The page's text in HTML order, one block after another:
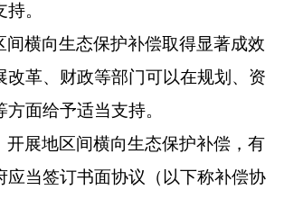
。
间横向生态保护补偿取得显著成效
改革、财政等部门可以在规划、资
面给予适当支持。
开展地区间横向生态保护补偿，有
应当签订书面协议（以下称补偿协